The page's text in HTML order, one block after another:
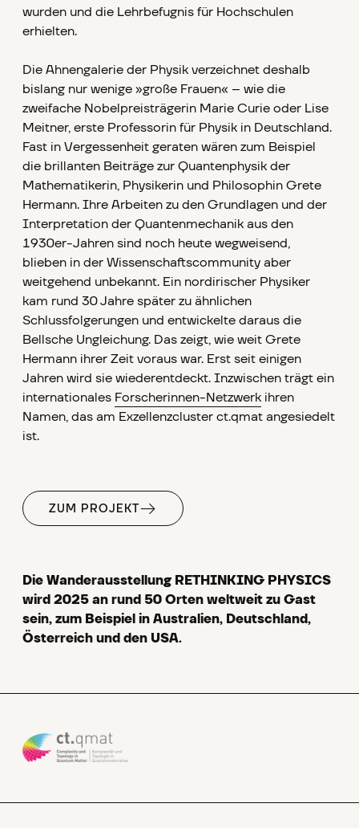
wurden und die Lehrbefugnis für Hochschulen
erhielten.
Die Ahnengalerie der Physik verzeichnet deshalb
bislang nur wenige »große Frauen« – wie die
zweifache Nobelpreisträgerin Marie Curie oder Lise
Meitner, erste Professorin für Physik in Deutschland.
Fast in Vergessenheit geraten wären zum Beispiel
die brillanten Beiträge zur Quantenphysik der
Mathematikerin, Physikerin und Philosophin Grete
Hermann. Ihre Arbeiten zu den Grundlagen und der
Interpretation der Quantenmechanik aus den
1930er-Jahren sind noch heute wegweisend,
blieben in der Wissenschaftscommunity aber
weitgehend unbekannt. Ein nordirischer Physiker
kam rund 30 Jahre später zu ähnlichen
Schlussfolgerungen und entwickelte daraus die
Bellsche Ungleichung. Das zeigt, wie weit Grete
Hermann ihrer Zeit voraus war. Erst seit einigen
Jahren wird sie wiederentdeckt. Inzwischen trägt ein
internationales Forscherinnen-Netzwerk ihren
Namen, das am Exzellenzcluster ct.qmat angesiedelt
ist.
ZUM PROJEKT
Die Wanderausstellung RETHINKING PHYSICS
wird 2025 an rund 50 Orten weltweit zu Gast
sein, zum Beispiel in Australien, Deutschland,
Österreich und den USA.